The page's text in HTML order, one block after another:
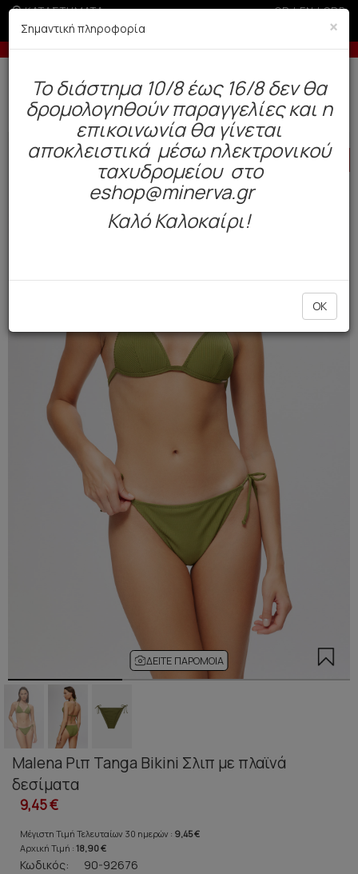
ΚΑΤΑΣΤΗΜΑΤΑ GR|EN|SRB
σε περίοδο εκπτώσεων Έως 6 άτοκες δόσεις με
Δωρεάν αποστολή άνω των 49€. Παράδοση σε 3-5 εργάσιμες.
Μαγιό Γυναικεία Μπικίνι
HOT
ΔΕΊΤΕ ΠΑΡΌΜΟΙΑ
Malena Ριπ Tanga Bikini Σλιπ με πλαϊνά
δεσίματα
9,45 €
Μέγιστη Τιμή Τελευταίων 30 ημερών : 9,45 €
Αρχική Τιμή : 18,90 €
Κωδικός:
90-92676
×
Σημαντική πληροφορία
To διάστημα 10/8 έως 16/8 δεν θα
δρομολογηθούν παραγγελίες και η
επικοινωνία θα γίνεται
αποκλειστικά μέσω ηλεκτρονικού
ταχυδρομείου στο
eshop@minerva.gr
Καλό Καλοκαίρι!
OK